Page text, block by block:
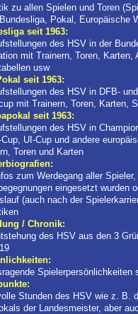
zu allen Spielen und Toren
Pokal, Europäische
seit 1963:
des HSV in der
mit Trainern, Toren, Karten,
usw
seit 1963:
des HSV in DFB-
mit Trainern, Toren, Karten,
seit 1963:
des HSV in
Cup, UI-Cup und andere
Toren und Karten
zum Werdegang aller
eingesetzt wurden
(auch nach der
/ Chronik:
des HSV aus den 3
Spielerpersönlichkeiten
Stunden des HSV wie z. B.
der Landesmeister, aber